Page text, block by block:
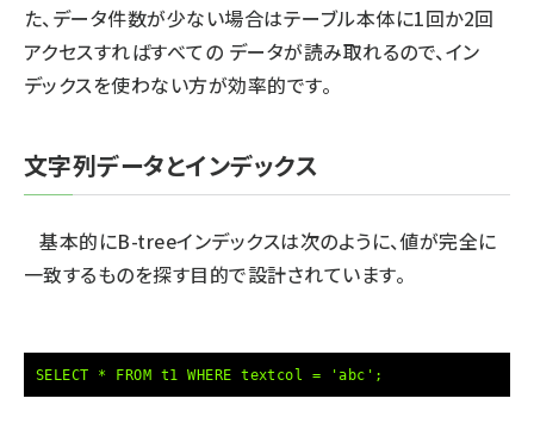
た、データ件数が少ない場合はテーブル本体に1回か2回
アクセスすればすべての データが読み取れるので、イン
デックスを使わない方が効率的です。
文字列データとインデックス
基本的にB-treeインデックスは次のように、値が完全に
一致するものを探す目的で設計されています。
SELECT * FROM t1 WHERE textcol = 'abc';